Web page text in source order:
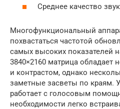
Среднее качество
Многофункциональный
похвастаться частотой
самых высоких показателей
3840×2160 матрица обладает
и контрастом, однако
заметные засветы по краям.
работает с голосовым
необходимости легко